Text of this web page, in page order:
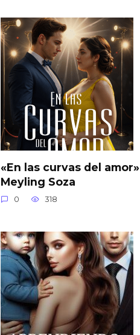
«En las curvas del amor»
Meyling Soza
0 318